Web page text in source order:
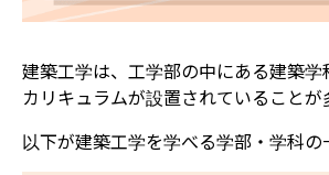
建築工学は、工学部の中にある建築学
カリキュラムが設置されていることが
以下が建築工学を学べる学部・学科の